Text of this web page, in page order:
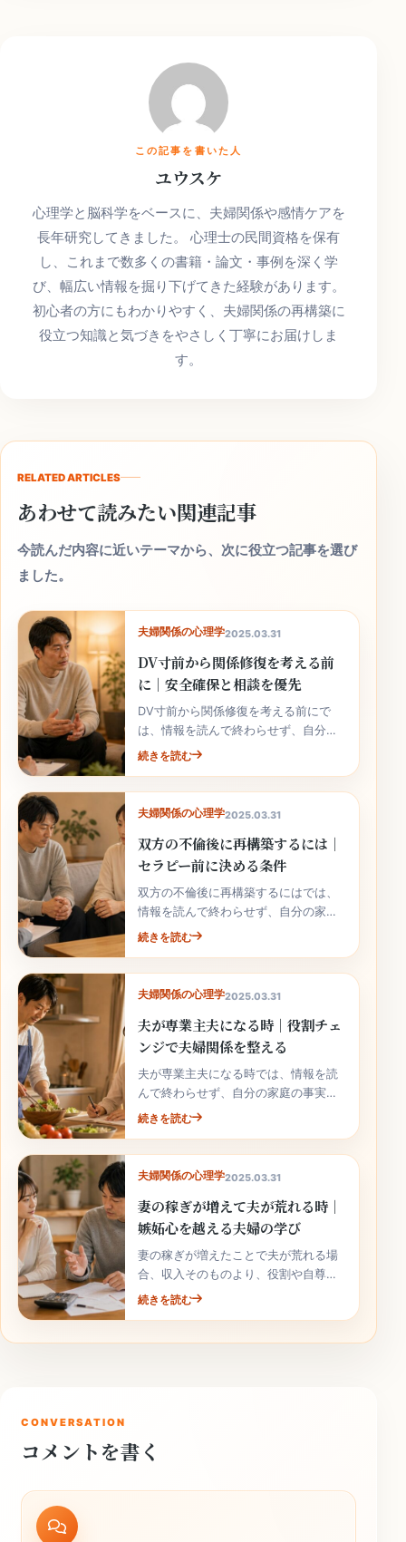
この記事を書いた人
ユウスケ
心理学と脳科学をベースに、夫婦関係や感情ケアを
長年研究してきました。 心理士の民間資格を保有
し、これまで数多くの書籍・論文・事例を深く学
び、幅広い情報を掘り下げてきた経験があります。
初心者の方にもわかりやすく、夫婦関係の再構築に
役立つ知識と気づきをやさしく丁寧にお届けしま
す。
RELATED ARTICLES
あわせて読みたい関連記事
今読んだ内容に近いテーマから、次に役立つ記事を選び
ました。
夫婦関係の心理学2025.03.31
DV寸前から関係修復を考える前
に｜安全確保と相談を優先
DV寸前から関係修復を考える前にで
は、情報を読んで終わらせず、自分の
家庭の事実と次の行動へ落とし込むこ
続きを読む
夫婦関係の心理学2025.03.31
双方の不倫後に再構築するには｜
セラピー前に決める条件
双方の不倫後に再構築するにはでは、
情報を読んで終わらせず、自分の家庭
の事実と次の行動へ落とし込むことが
続きを読む
夫婦関係の心理学2025.03.31
夫が専業主夫になる時｜役割チェ
ンジで夫婦関係を整える
夫が専業主夫になる時では、情報を読
んで終わらせず、自分の家庭の事実と
次の行動へ落とし込むことが大切で
続きを読む
夫婦関係の心理学2025.03.31
妻の稼ぎが増えて夫が荒れる時｜
嫉妬心を越える夫婦の学び
妻の稼ぎが増えたことで夫が荒れる場
合、収入そのものより、役割や自尊心
の揺れが関係していることがありま
続きを読む
CONVERSATION
コメントを書く